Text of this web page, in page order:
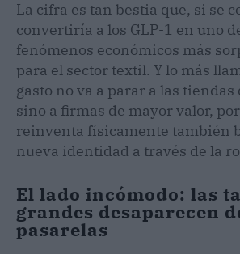
La cifra es tan bestia que, si se
convertiría a los GLP-1 en uno
fenómenos económicos más
para el sector textil. Y lo más
gasto no va a parar a las tiendas
sino a firmas de mayor valor,
reinventa físicamente también
nueva identidad a través de la
El lado incómodo: las
grandes desaparecen
pasarelas